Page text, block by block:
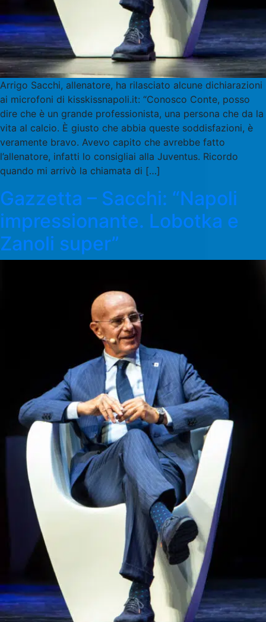
Arrigo Sacchi, allenatore, ha rilasciato alcune dichiarazioni
ai microfoni di kisskissnapoli.it: “Conosco Conte, posso
dire che è un grande professionista, una persona che da la
vita al calcio. È giusto che abbia queste soddisfazioni, è
veramente bravo. Avevo capito che avrebbe fatto
l’allenatore, infatti lo consigliai alla Juventus. Ricordo
quando mi arrivò la chiamata di […]
Gazzetta – Sacchi: “Napoli
impressionante. Lobotka e
Zanoli super”